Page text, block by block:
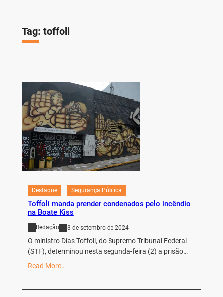
Tag: toffoli
Destaque Segurança Pública
Toffoli manda prender condenados pelo incêndio
na Boate Kiss
Redação 3 de setembro de 2024
O ministro Dias Toffoli, do Supremo Tribunal Federal
(STF), determinou nesta segunda-feira (2) a prisão…
Read More…